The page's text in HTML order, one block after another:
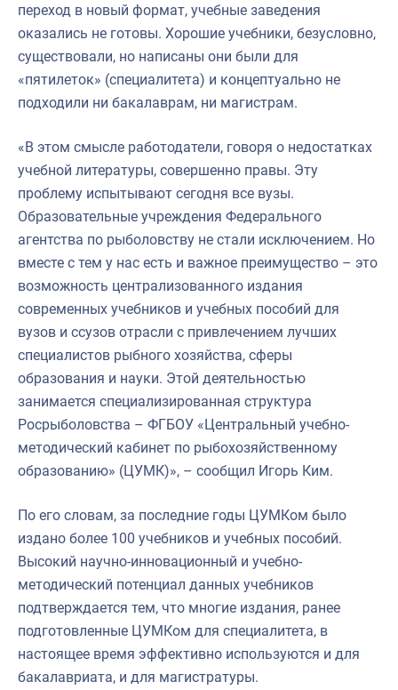
переход в новый формат, учебные заведения
оказались не готовы. Хорошие учебники, безусловно,
существовали, но написаны они были для
«пятилеток» (специалитета) и концептуально не
подходили ни бакалаврам, ни магистрам.
«В этом смысле работодатели, говоря о недостатках
учебной литературы, совершенно правы. Эту
проблему испытывают сегодня все вузы.
Образовательные учреждения Федерального
агентства по рыболовству не стали исключением. Но
вместе с тем у нас есть и важное преимущество – это
возможность централизованного издания
современных учебников и учебных пособий для
вузов и ссузов отрасли с привлечением лучших
специалистов рыбного хозяйства, сферы
образования и науки. Этой деятельностью
занимается специализированная структура
Росрыболовства – ФГБОУ «Центральный учебно-
методический кабинет по рыбохозяйственному
образованию» (ЦУМК)», – сообщил Игорь Ким.
По его словам, за последние годы ЦУМКом было
издано более 100 учебников и учебных пособий.
Высокий научно-инновационный и учебно-
методический потенциал данных учебников
подтверждается тем, что многие издания, ранее
подготовленные ЦУМКом для специалитета, в
настоящее время эффективно используются и для
бакалавриата, и для магистратуры.